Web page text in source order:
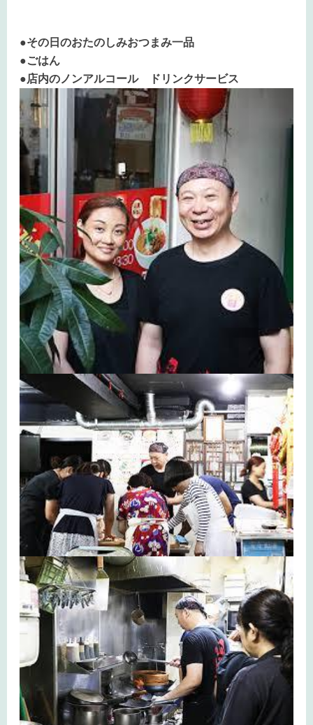
●その日のおたのしみおつまみ一品
●ごはん
●店内のノンアルコール ドリンクサービス